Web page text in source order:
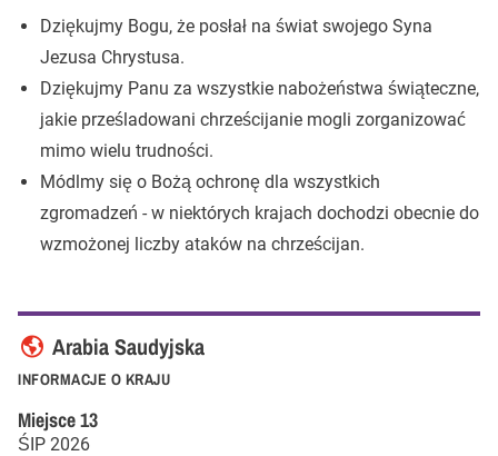
Dziękujmy Bogu, że posłał na świat swojego Syna
Jezusa Chrystusa.
Dziękujmy Panu za wszystkie nabożeństwa świąteczne,
jakie prześladowani chrześcijanie mogli zorganizować
mimo wielu trudności.
Módlmy się o Bożą ochronę dla wszystkich
zgromadzeń - w niektórych krajach dochodzi obecnie do
wzmożonej liczby ataków na chrześcijan.
INFORMACJE O KRAJU
Arabia Saudyjska
Miejsce13
ŚIP 2026